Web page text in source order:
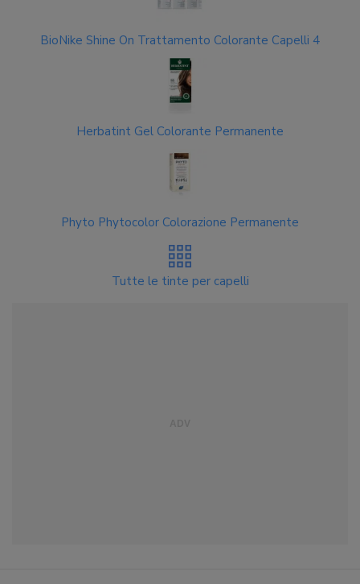
BioNike Shine On Trattamento Colorante Capelli 4
Herbatint Gel Colorante Permanente
Phyto Phytocolor Colorazione Permanente
Tutte le tinte per capelli